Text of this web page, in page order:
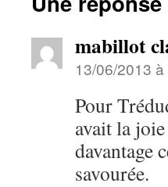
mabillot
13/06/2013
Pour
avait la
davantage
savourée.